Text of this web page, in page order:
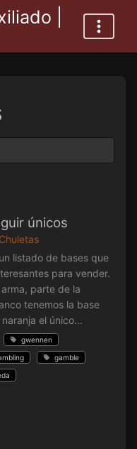
|
únicos
listado de bases que
para vender.
parte de la
tenemos la base
el único...
gwennen
gamble